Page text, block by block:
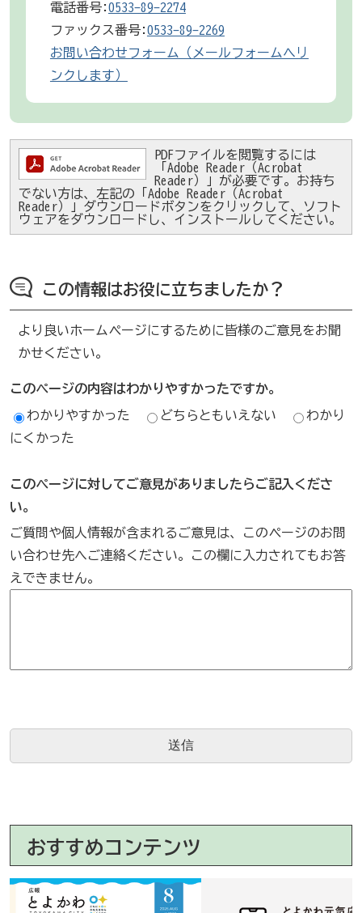
電話番号:0533-89-2274
ファックス番号:0533-89-2269
お問い合わせフォーム（メールフォームへリ
ンクします）
PDFファイルを閲覧するには
「Adobe Reader（Acrobat
Reader）」が必要です。お持ち
でない方は、左記の「Adobe Reader（Acrobat
Reader）」ダウンロードボタンをクリックして、ソフト
ウェアをダウンロードし、インストールしてください。
この情報はお役に立ちましたか？
より良いホームページにするために皆様のご意見をお聞
かせください。
このページの内容はわかりやすかったですか。
わかりやすかった どちらともいえない
わかり
にくかった
このページに対してご意見がありましたらご記入くださ
い。
ご質問や個人情報が含まれるご意見は、このページのお問
い合わせ先へご連絡ください。この欄に入力されてもお答
えできません。
おすすめコンテンツ